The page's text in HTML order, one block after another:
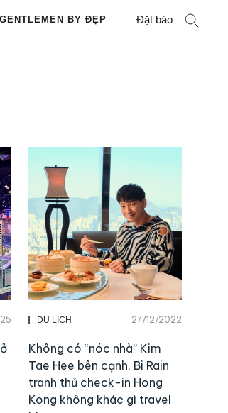
GENTLEMEN BY ĐẸP Đặt báo
DU LỊCH 27/12/2022
Không có “nóc nhà” Kim
Tae Hee bên cạnh, Bi Rain
tranh thủ check-in Hong
Kong không khác gì travel